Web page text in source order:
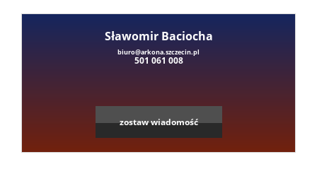
Sławomir Baciocha
biuro@arkona.szczecin.pl
501 061 008
zostaw wiadomość